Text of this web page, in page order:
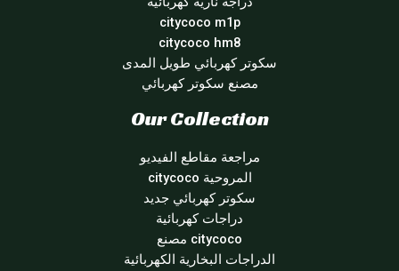
citycoco m1p
citycoco hm8
سكوتر كهربائي طويل المدى
مصنع سكوتر كهربائي
Our Collection
مراجعة مقاطع الفيديو
المروحية citycoco
سكوتر كهربائي جديد
دراجات كهربائية
citycoco مصنع
الدراجات البخارية الكهربائية